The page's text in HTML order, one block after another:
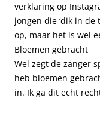
verklaring op
jongen die ‘dik in
op, maar het is wel
Bloemen gebracht
Wel zegt de zanger
heb bloemen
in. Ik ga dit echt